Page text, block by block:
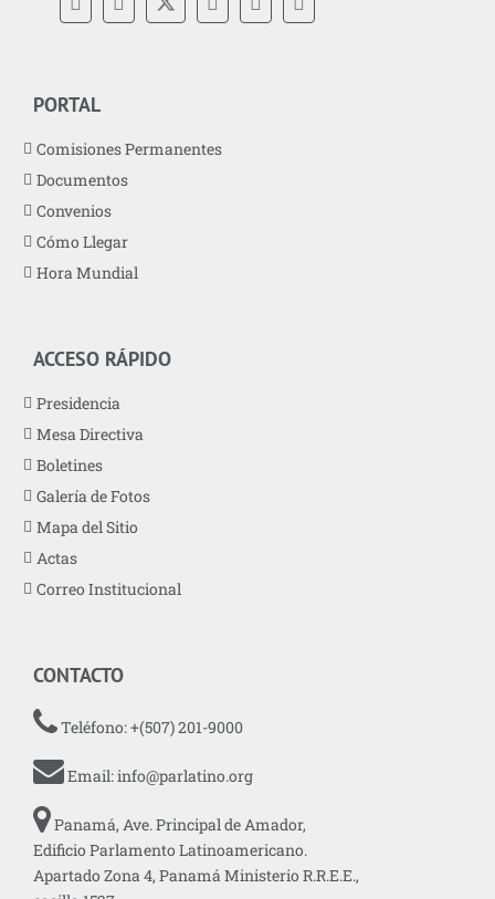
PORTAL
Comisiones Permanentes
Documentos
Convenios
Cómo Llegar
Hora Mundial
ACCESO RÁPIDO
Presidencia
Mesa Directiva
Boletines
Galería de Fotos
Mapa del Sitio
Actas
Correo Institucional
CONTACTO
Teléfono: +(507) 201-9000
Email:info@parlatino.org
Panamá, Ave. Principal de Amador,
Edificio Parlamento Latinoamericano.
Apartado Zona 4, Panamá Ministerio R.R.E.E.,